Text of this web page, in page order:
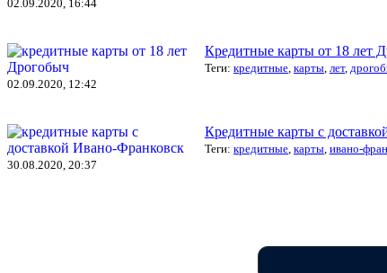
02.09.2020, 16:44
Кредитные карты от 18 лет
Теги: кредитные карты лет,
02.09.2020, 12:42
Кредитные карты с
Теги: кредитные карты ивано-
30.08.2020, 20:37